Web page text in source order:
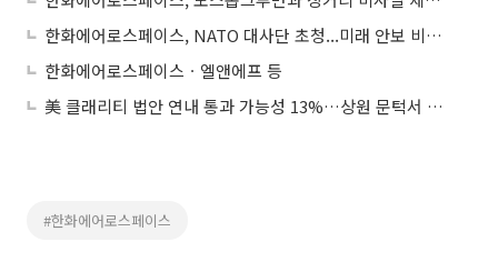
한화에어로스페이스, NATO 대사단 초청...미래 안보 비전 제시
한화에어로스페이스ㆍ엘앤에프 등
美 클래리티 법안 연내 통과 가능성 13%…상원 문턱서 제동
#한화에어로스페이스